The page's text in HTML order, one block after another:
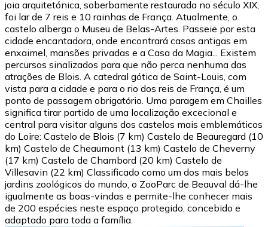
joia arquitetónica, soberbamente restaurada no século XIX,
foi lar de 7 reis e 10 rainhas de França. Atualmente, o
castelo alberga o Museu de Belas-Artes. Passeie por esta
cidade encantadora, onde encontrará casas antigas em
enxaimel, mansões privadas e a Casa da Magia... Existem
percursos sinalizados para que não perca nenhuma das
atrações de Blois. A catedral gótica de Saint-Louis, com
vista para a cidade e para o rio dos reis de França, é um
ponto de passagem obrigatório. Uma paragem em Chailles
significa tirar partido de uma localização excecional e
central para visitar alguns dos castelos mais emblemáticos
do Loire: Castelo de Blois (7 km) Castelo de Beauregard (10
km) Castelo de Cheaumont (13 km) Castelo de Cheverny
(17 km) Castelo de Chambord (20 km) Castelo de
Villesavin (22 km) Classificado como um dos mais belos
jardins zoológicos do mundo, o ZooParc de Beauval dá-lhe
igualmente as boas-vindas e permite-lhe conhecer mais
de 200 espécies neste espaço protegido, concebido e
adaptado para toda a família.